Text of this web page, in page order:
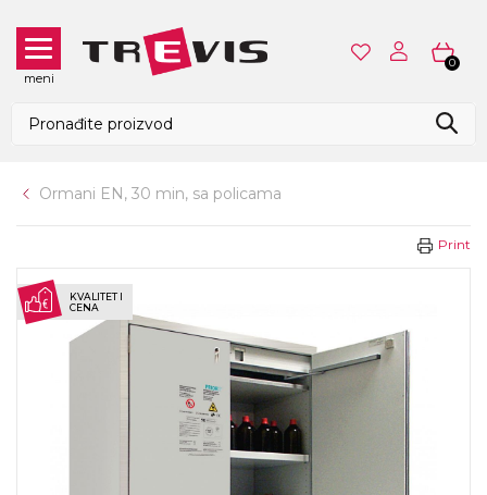
meni
0
Ormani EN, 30 min, sa policama
Print
KVALITET I
CENA